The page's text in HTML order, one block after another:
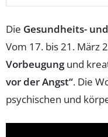
Die Gesundheits-
Vom 17. bis 21. März
Vorbeugungund
vor der Angst“. Die
psychischen und